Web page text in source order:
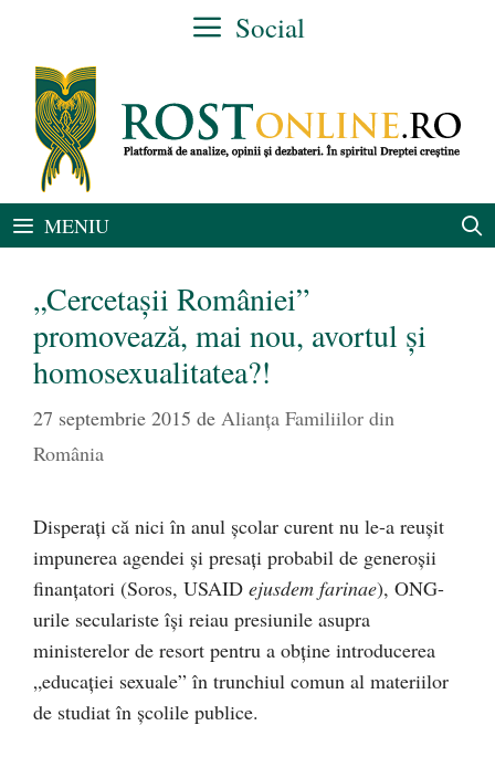
conținut
Social
MENIU
„Cercetașii României”
promovează, mai nou, avortul și
homosexualitatea?!
27 septembrie 2015 de Alianţa Familiilor din
România
Disperați că nici în anul școlar curent nu le-a reușit
impunerea agendei și presați probabil de generoșii
finanțatori (Soros, USAID ejusdem farinae), ONG-
urile seculariste își reiau presiunile asupra
ministerelor de resort pentru a obține introducerea
„educației sexuale” în trunchiul comun al materiilor
de studiat în școlile publice.